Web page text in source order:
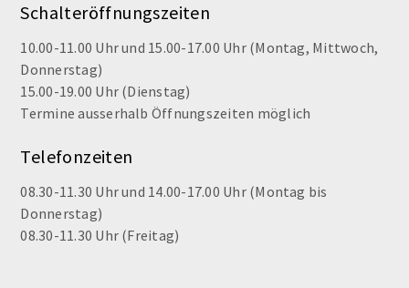
Schalteröffnungszeiten
10.00-11.00 Uhr und 15.00-17.00 Uhr (Montag, Mittwoch,
Donnerstag)
15.00-19.00 Uhr (Dienstag)
Termine ausserhalb Öffnungszeiten möglich
Telefonzeiten
08.30-11.30 Uhr und 14.00-17.00 Uhr (Montag bis
Donnerstag)
08.30-11.30 Uhr (Freitag)